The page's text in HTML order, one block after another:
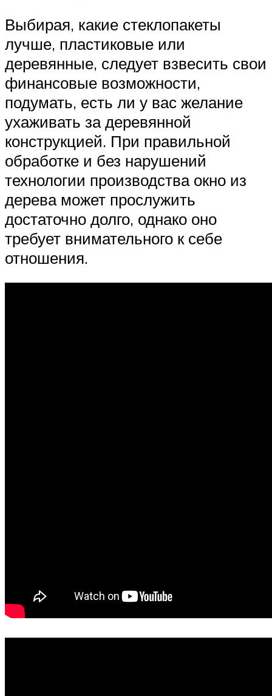
Выбирая, какие стеклопакеты
лучше, пластиковые или
деревянные, следует взвесить свои
финансовые возможности,
подумать, есть ли у вас желание
ухаживать за деревянной
конструкцией. При правильной
обработке и без нарушений
технологии производства окно из
дерева может прослужить
достаточно долго, однако оно
требует внимательного к себе
отношения.